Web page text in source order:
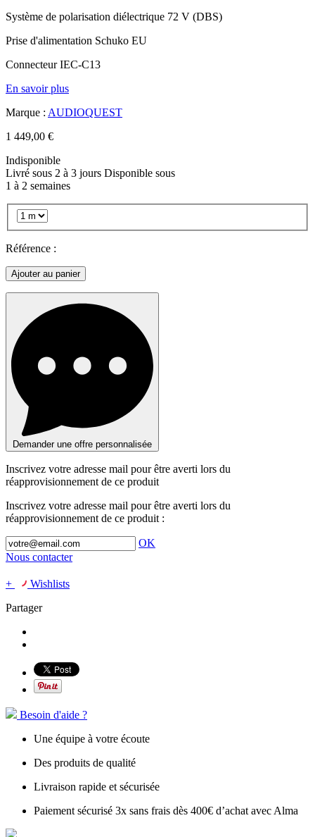
Système de polarisation diélectrique 72 V (DBS)
Prise d'alimentation Schuko EU
Connecteur IEC-C13
En savoir plus
Marque : AUDIOQUEST
1 449,00 €
Indisponible
Livré sous 2 à 3 jours Disponible sous
1 à 2 semaines
Référence :
Ajouter au panier
Demander une offre personnalisée
Inscrivez votre adresse mail pour être averti lors du
réapprovisionnement de ce produit
Inscrivez votre adresse mail pour être averti lors du
réapprovisionnement de ce produit :
OK
Nous contacter
+
Wishlists
Partager
Besoin d'aide ?
Une équipe à votre écoute
Des produits de qualité
Livraison rapide et sécurisée
Paiement sécurisé 3x sans frais dès 400€ d’achat avec Alma